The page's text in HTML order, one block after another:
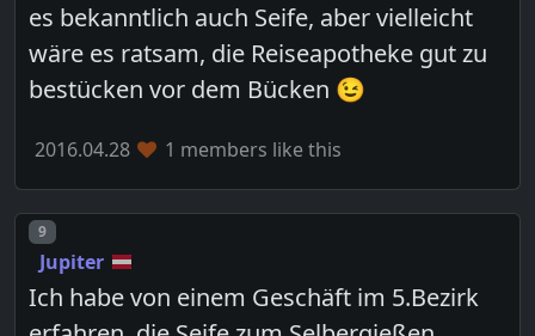
es bekanntlich auch Seife, aber vielleicht
wäre es ratsam, die Reiseapotheke gut zu
bestücken vor dem Bücken 😉
2016.04.28 1 members like this
Post number
9
Jupiter
Ich habe von einem Geschäft im 5.Bezirk